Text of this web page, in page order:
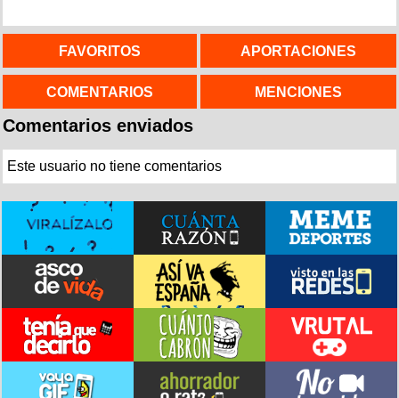
FAVORITOS APORTACIONES
COMENTARIOS MENCIONES
Comentarios enviados
Este usuario no tiene comentarios